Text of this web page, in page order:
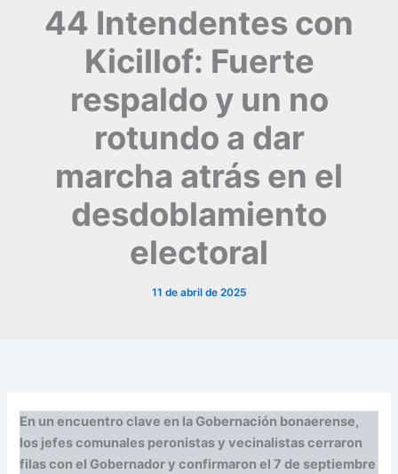
44 Intendentes con
Kicillof: Fuerte
respaldo y un no
rotundo a dar
marcha atrás en el
desdoblamiento
electoral
11 de abril de 2025
En un encuentro clave en la Gobernación bonaerense,
los jefes comunales peronistas y vecinalistas cerraron
filas con el Gobernador y confirmaron el 7 de septiembre